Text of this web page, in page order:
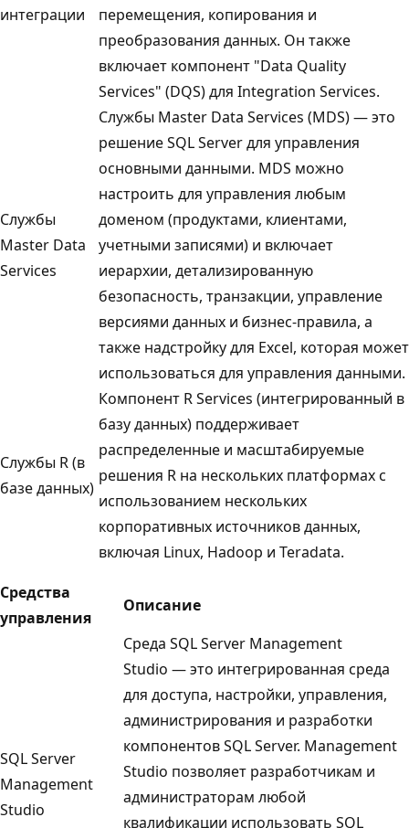
интеграции
перемещения, копирования и
преобразования данных. Он также
включает компонент "Data Quality
Services" (DQS) для Integration Services.
Службы
Master Data
Services
Службы Master Data Services (MDS) — это
решение SQL Server для управления
основными данными. MDS можно
настроить для управления любым
доменом (продуктами, клиентами,
учетными записями) и включает
иерархии, детализированную
безопасность, транзакции, управление
версиями данных и бизнес-правила, а
также надстройку для Excel, которая может
использоваться для управления данными.
Службы R (в
базе данных)
Компонент R Services (интегрированный в
базу данных) поддерживает
распределенные и масштабируемые
решения R на нескольких платформах с
использованием нескольких
корпоративных источников данных,
включая Linux, Hadoop и Teradata.
Средства
управления
Описание
SQL Server
Management
Studio
Среда SQL Server Management
Studio — это интегрированная среда
для доступа, настройки, управления,
администрирования и разработки
компонентов SQL Server. Management
Studio позволяет разработчикам и
администраторам любой
квалификации использовать SQL